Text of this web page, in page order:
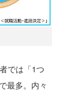
では「1つ
最多。内々